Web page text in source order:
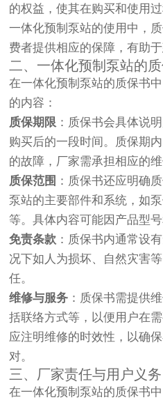
的权益，使其在购买和使用
一体化预制泵站的使用中，
费者提供相应的保障，有助
二、 一体化预制泵站的
在一体化预制泵站的质保书
的内容：
质保期限 ：质保书会具体说
购买后的一段时间。质保期
的故障，厂家需承担相应的维
质保范围 ：质保书还应明确
泵站的主要部件和系统，如
等。具体内容可能因产品型
免责条款 ：质保书内通常设
况下如人为损坏、自然灾害
任。
维修与服务 ：质保书需提供
括联络方式等，以便用户在
应注明维修的时效性，以确
对。
三、厂家责任与用户义务
在一体化预制泵站的质保书